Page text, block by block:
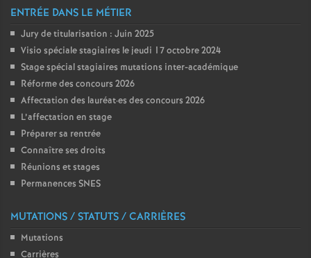
o
n
ENTRÉE DANS LE MÉTIER
Jury de titularisation : Juin 2025
Visio spéciale stagiaires le jeudi 17 octobre 2024
Stage spécial stagiaires mutations inter-académique
Réforme des concours 2026
Affectation des lauréat·es des concours 2026
L’affectation en stage
Préparer sa rentrée
Connaître ses droits
Réunions et stages
Permanences SNES
MUTATIONS / STATUTS / CARRIÈRES
Mutations
Carrières